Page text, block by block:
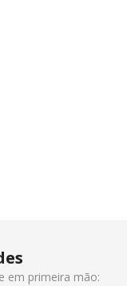
em primeira mão: